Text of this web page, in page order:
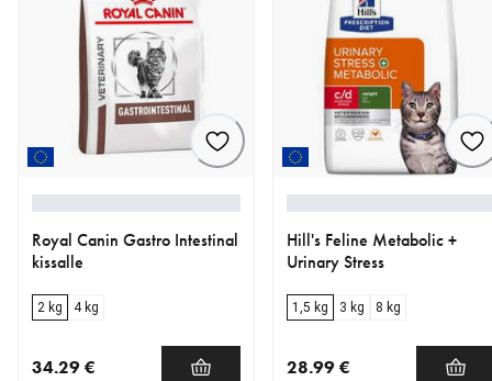
Royal Canin Gastro Intestinal
kissalle
2 kg 4 kg
34.29 €
Hill's Feline Metabolic +
Urinary Stress
1,5 kg 3 kg 8 kg
28.99 €